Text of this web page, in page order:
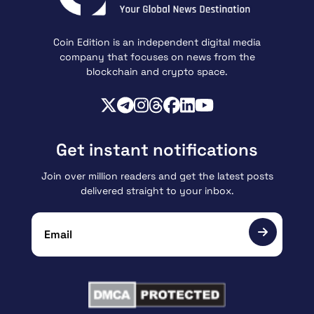
Coin Edition is an independent digital media
company that focuses on news from the
blockchain and crypto space.
Get instant notifications
Join over million readers and get the latest posts
delivered straight to your inbox.